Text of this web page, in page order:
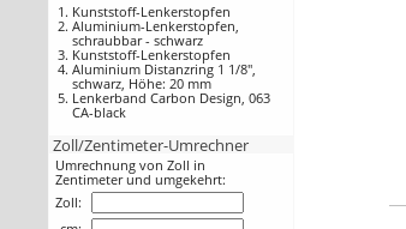
Kunststoff-Lenkerstopfen
Aluminium-Lenkerstopfen,
schraubbar - schwarz
Kunststoff-Lenkerstopfen
Aluminium Distanzring 1 1/8",
schwarz, Höhe: 20 mm
Lenkerband Carbon Design, 063
CA-black
Zoll/Zentimeter-Umrechner
Umrechnung von Zoll in
Zentimeter und umgekehrt:
Zoll: